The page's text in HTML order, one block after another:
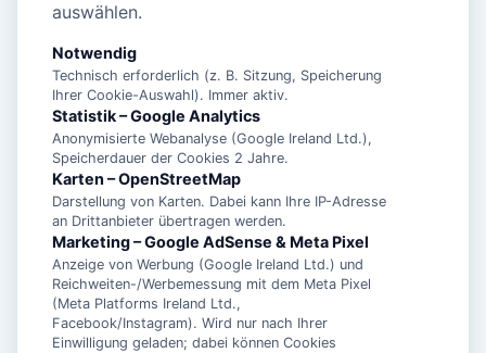
Nordsee-Urlaub in Norden:
Backbord in Norden
26506 Norden
auswählen.
Notwendig
Technisch erforderlich (z. B. Sitzung, Speicherung
Ihrer Cookie-Auswahl). Immer aktiv.
Statistik – Google Analytics
Anonymisierte Webanalyse (Google Ireland Ltd.),
Speicherdauer der Cookies 2 Jahre.
Karten – OpenStreetMap
Darstellung von Karten. Dabei kann Ihre IP-Adresse
an Drittanbieter übertragen werden.
Marketing – Google AdSense & Meta Pixel
Anzeige von Werbung (Google Ireland Ltd.) und
Reichweiten-/Werbemessung mit dem Meta Pixel
(Meta Platforms Ireland Ltd.,
Facebook/Instagram). Wird nur nach Ihrer
Einwilligung geladen; dabei können Cookies